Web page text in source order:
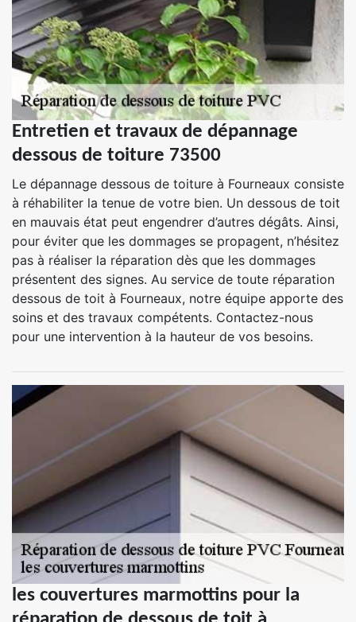
Entretien et travaux de dépannage
dessous de toiture 73500
Le dépannage dessous de toiture à Fourneaux consiste
à réhabiliter la tenue de votre bien. Un dessous de toit
en mauvais état peut engendrer d’autres dégâts. Ainsi,
pour éviter que les dommages se propagent, n’hésitez
pas à réaliser la réparation dès que les dommages
présentent des signes. Au service de toute réparation
dessous de toit à Fourneaux, notre équipe apporte des
soins et des travaux compétents. Contactez-nous
pour une intervention à la hauteur de vos besoins.
les couvertures marmottins pour la